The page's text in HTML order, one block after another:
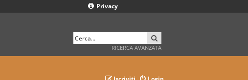
Privacy
RICERCA AVANZATA